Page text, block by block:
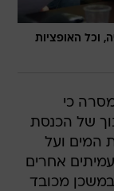
וכל האופציות
כי
של הכנסת
המים ועל
אחרים
מכובד